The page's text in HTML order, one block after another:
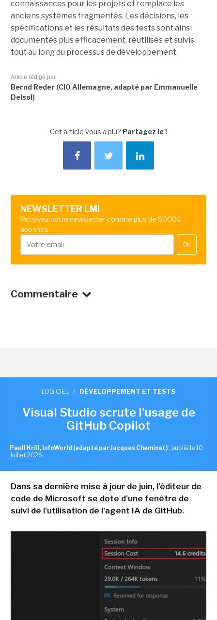
connaissances pour les projets et remplace les
anciens systèmes fragmentés. Les décisions, les
spécifications et les résultats des tests sont ainsi
documentés plus efficacement, réutilisés et suivis
tout au long du processus de développement.
Article rédigé par
Bernd Reder (CIO Allemagne, adapté par Emmanuelle
Delsol)
Cet article vous a plu? Partagez le !
NEWSLETTER LMI
Recevez notre newsletter comme plus de 50000
abonnés
OK
Commentaire
LOGICIEL / DÉVELOPPEMENT ET TESTS
Visual Studio scrute l'usage de
GitHub Copilot
Paull Krill, InfoWorld (adapté par Jacques Cheminat) , publié le 10
Juillet 2026
Dans sa dernière mise à jour de juin, l'éditeur de
code de Microsoft se dote d'une fenêtre de
suivi de l'utilisation de l'agent IA de GitHub.